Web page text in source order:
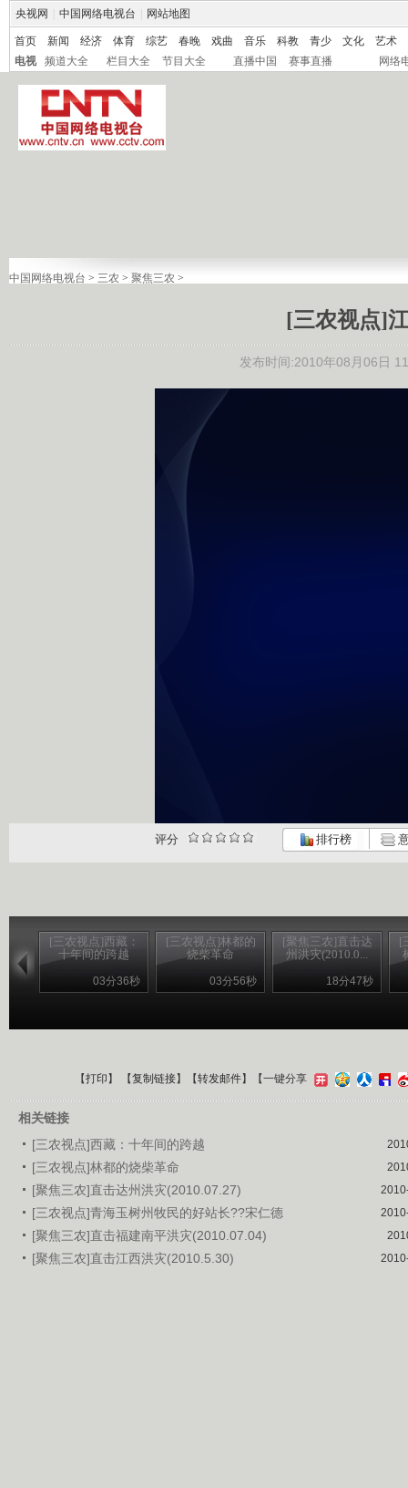
央视网 中国网络电视台 网站地图
首页 新闻 经济 体育 综艺 春晚 戏曲 音乐 科教 青少 文化
艺术
电视
频道大全 栏目大全 节目大全 直播中国 赛事直播 网络
中国网络电视台 > 三农 > 聚焦三农 >
[三农视点]
发布时间:2010年08月06日
评分 排行榜
[三农视点]西藏：
十年间的跨越
03分36秒
[三农视点]林都的
烧柴革命
03分56秒
[聚焦三农]直击达
州洪灾(2010.0...
18分47秒
[
【打印 】 【复制链接】【转发邮件】 【一键分享
相关链接
[三农视点]西藏：十年间的跨越
[三农视点]林都的烧柴革命
[聚焦三农]直击达州洪灾(2010.07.27)
[三农视点]青海玉树州牧民的好站长??宋仁德
[聚焦三农]直击福建南平洪灾(2010.07.04)
[聚焦三农]直击江西洪灾(2010.5.30)